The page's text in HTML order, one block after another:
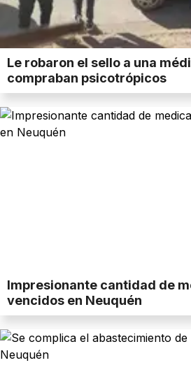
Le robaron el sello a una
compraban psicotrópicos
Impresionante cantidad de
vencidos en Neuquén